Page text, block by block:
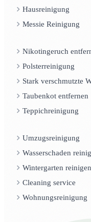
Hausreinigung
Messie Reinigung
Nikotingeruch
Polsterreinigung
Stark verschmutzte
Taubenkot entfernen
Teppichreinigung
Umzugsreinigung
Wasserschaden
Wintergarten reinigen
Cleaning service
Wohnungsreinigung